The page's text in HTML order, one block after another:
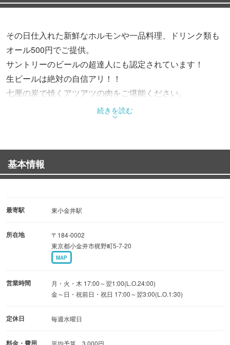
その日仕入れた新鮮なホルモンや一品料理、ドリンク類も
オール500円でご提供。
サントリーのビールの超達人にも認定されています！
生ビールは絶対の自信アリ！！
七厘の炭で焼くアツアツの肉をご堪能ください。
焼酎や日本酒やワイン、ハイボールとお酒も充実してます
～ぐるなびからのご予約のお客様限定～
お二人様以上で合計4,000円以上で1品サービスします！
（お会計の際お申し付け下さい）
続きを読む
基本情報
最寄駅 東小金井駅
所在地
〒184-0002
東京都小金井市梶野町5-7-20
MAP
営業時間
月・火・木 17:00～翌1:00(L.O.24:00)
金～日・祝前日・祝日 17:00～翌3:00(L.O.1:30)
定休日 毎週水曜日
料金・費用 平均予算 3,000円